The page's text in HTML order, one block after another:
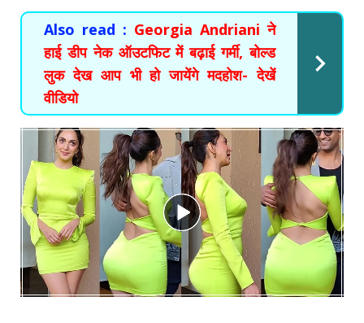
Also read : Georgia Andriani ने
हाई डीप नेक ऑउटफिट में बढ़ाई गर्मी, बोल्ड
लुक देख आप भी हो जायेंगे मदहोश- देखें
वीडियो